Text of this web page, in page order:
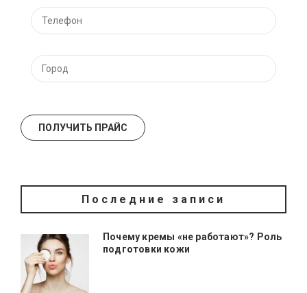
Последние записи
Почему кремы «не работают»? Роль
подготовки кожи